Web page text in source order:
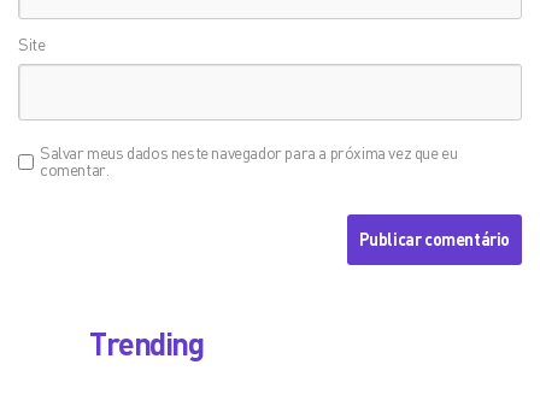
Site
Salvar meus dados neste navegador para a próxima vez que eu
comentar.
Trending